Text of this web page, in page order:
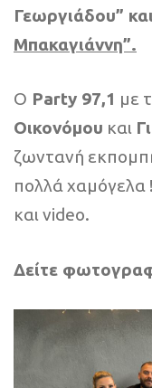
Γεωργιάδου”
Μπακαγιάννη”.
Ο Party 97,1 με
Οικονόμου και
ζωντανή
πολλά χαμόγελα
και video.
Δείτε